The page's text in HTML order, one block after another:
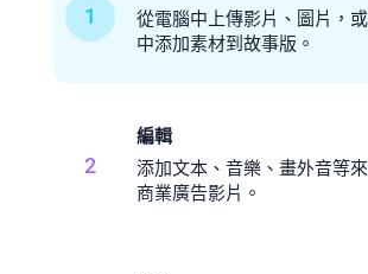
1
從電腦中上傳影片、圖片，
中添加素材到故事版。
2
編輯
添加文本、音樂、畫外音等
商業廣告影片。